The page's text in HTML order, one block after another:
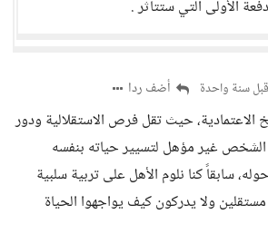
الأولى التي ستتأثر .
قبل سنة واحدة أضف ردا
الاعتمادية، حيث تقل فرص الاستقلالية ودور
الشخص غير مؤهل لتسيير حياته بنفسه
سابقاً كنا نلوم الأهل على تربية سلبية
مستقلين ولا يدركون كيف يواجهوا الحياة